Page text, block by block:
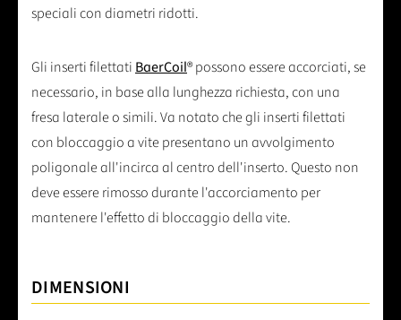
speciali con diametri ridotti.
Gli inserti filettati BaerCoil® possono essere accorciati, se
necessario, in base alla lunghezza richiesta, con una
fresa laterale o simili. Va notato che gli inserti filettati
con bloccaggio a vite presentano un avvolgimento
poligonale all'incirca al centro dell'inserto. Questo non
deve essere rimosso durante l'accorciamento per
mantenere l'effetto di bloccaggio della vite.
DIMENSIONI